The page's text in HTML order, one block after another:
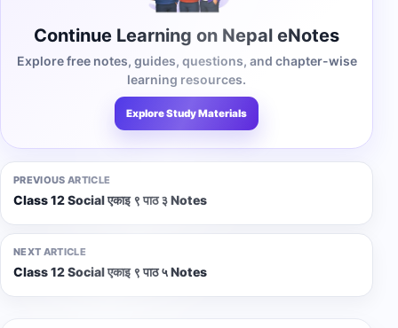
Continue Learning on Nepal eNotes
Explore free notes, guides, questions, and chapter-wise
learning resources.
Explore Study Materials
PREVIOUS ARTICLE
Class 12 Social एकाइ ९ पाठ ३ Notes
NEXT ARTICLE
Class 12 Social एकाइ ९ पाठ ५ Notes